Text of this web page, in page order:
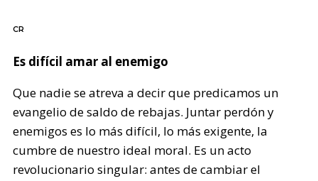
CR
Es difícil amar al enemigo
Que nadie se atreva a decir que predicamos un
evangelio de saldo de rebajas. Juntar perdón y
enemigos es lo más difícil, lo más exigente, la
cumbre de nuestro ideal moral. Es un acto
revolucionario singular: antes de cambiar el